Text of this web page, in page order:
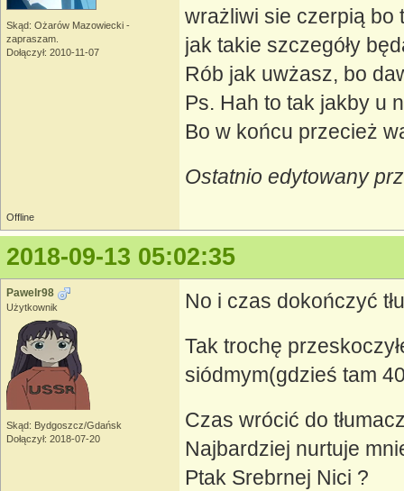
Skąd: Ożarów Mazowiecki -
zapraszam.
Dołączył: 2010-11-07
wrażliwi sie czerpią bo
jak takie szczegóły
Rób jak uwżasz, bo
Ps. Hah to tak jakby u
Bo w końcu przecież
Ostatnio edytowany
Offline
2018-09-13 05:02:35
Pawelr98
Użytkownik
Skąd: Bydgoszcz/Gdańsk
Dołączył: 2018-07-20
No i czas dokończyć
Tak trochę
siódmym(gdzieś tam
Czas wrócić do
Najbardziej nurtuje
Ptak Srebrnej Nici ?